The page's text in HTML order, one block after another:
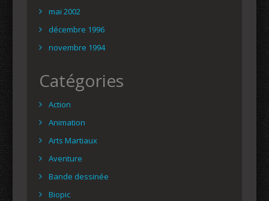
mai 2002
décembre 1996
novembre 1994
Catégories
Action
Animation
Arts Martiaux
Aventure
Bande dessinée
Biopic